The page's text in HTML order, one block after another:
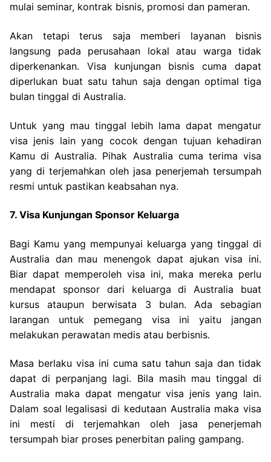
mulai seminar, kontrak bisnis, promosi dan pameran.
Akan tetapi terus saja memberi layanan bisnis
langsung pada perusahaan lokal atau warga tidak
diperkenankan. Visa kunjungan bisnis cuma dapat
diperlukan buat satu tahun saja dengan optimal tiga
bulan tinggal di Australia.
Untuk yang mau tinggal lebih lama dapat mengatur
visa jenis lain yang cocok dengan tujuan kehadiran
Kamu di Australia. Pihak Australia cuma terima visa
yang di terjemahkan oleh jasa penerjemah tersumpah
resmi untuk pastikan keabsahan nya.
7. Visa Kunjungan Sponsor Keluarga
Bagi Kamu yang mempunyai keluarga yang tinggal di
Australia dan mau menengok dapat ajukan visa ini.
Biar dapat memperoleh visa ini, maka mereka perlu
mendapat sponsor dari keluarga di Australia buat
kursus ataupun berwisata 3 bulan. Ada sebagian
larangan untuk pemegang visa ini yaitu jangan
melakukan perawatan medis atau berbisnis.
Masa berlaku visa ini cuma satu tahun saja dan tidak
dapat di perpanjang lagi. Bila masih mau tinggal di
Australia maka dapat mengatur visa jenis yang lain.
Dalam soal legalisasi di kedutaan Australia maka visa
ini mesti di terjemahkan oleh jasa penerjemah
tersumpah biar proses penerbitan paling gampang.